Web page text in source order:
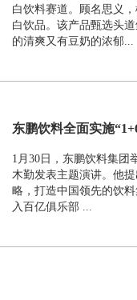
白饮料赛道。顾名思义
白饮品。该产品甄选头
的清爽又有豆奶的浓郁...
东鹏饮料全面实施
1月30日，东鹏饮料集团
木勤发表主题演讲。他
略，打造中国领先的饮
入百亿俱乐部 ...